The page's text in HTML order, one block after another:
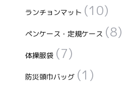
ランチョンマット (10)
ペンケース・定規ケース (8)
体操服袋 (7)
防災頭巾バッグ (1)